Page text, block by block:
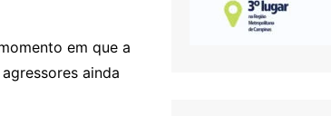
em que a
ainda